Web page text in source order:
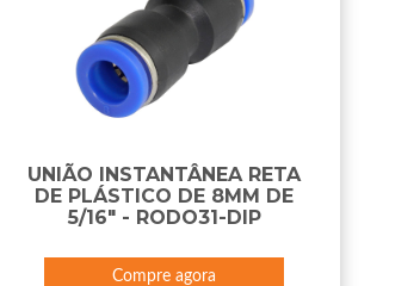
UNIÃO INSTANTÂNEA RETA
DE PLÁSTICO DE 8MM DE
5/16" - RODO31-DIP
Compre agora